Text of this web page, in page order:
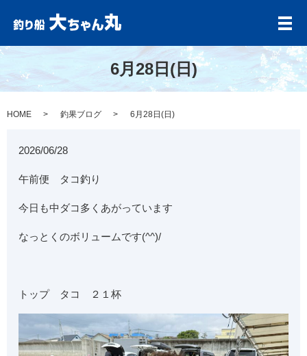
メ
6月28日(日)
HOME 釣果ブログ 6月28日(日)
2026/06/28
午前便 タコ釣り
今日も中ダコ多くあがっています
なっとくのボリュームです(^^)/
トップ タコ ２１杯